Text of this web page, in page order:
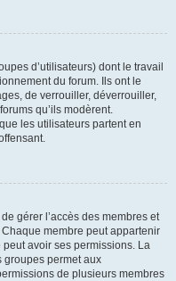
d’utilisateurs) dont le travail
du forum. Ils ont le
de verrouiller, déverrouiller,
qu’ils modèrent.
les utilisateurs partent en
gérer l’accès des membres et
membre peut appartenir
avoir ses permissions. La
groupes permet aux
de plusieurs membres